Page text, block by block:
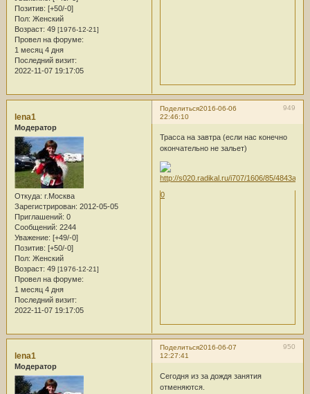
Позитив: [+50/-0]
Пол: Женский
Возраст: 49 [1976-12-21]
Провел на форуме:
1 месяц 4 дня
Последний визит:
2022-11-07 19:17:05
Поделиться 949
2016-06-06
22:46:10
lena1
Модератор
Откуда: г.Москва
Зарегистрирован: 2012-05-05
Приглашений: 0
Сообщений: 2244
Уважение: [+49/-0]
Позитив: [+50/-0]
Пол: Женский
Возраст: 49 [1976-12-21]
Провел на форуме:
1 месяц 4 дня
Последний визит:
2022-11-07 19:17:05
Трасса на завтра (если нас конечно
окончательно не зальет)
0
Поделиться 950
2016-06-07
12:27:41
lena1
Модератор
Сегодня из за дождя занятия
отменяются.